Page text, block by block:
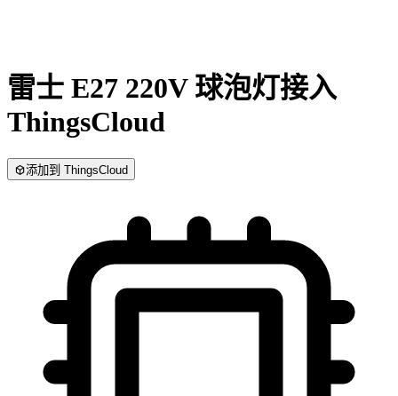
雷士 E27 220V 球泡灯接入
ThingsCloud
添加到 ThingsCloud